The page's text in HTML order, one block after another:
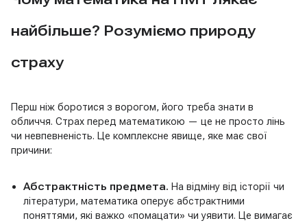
найбільше? Розуміємо природу
страху
Перш ніж боротися з ворогом, його треба знати в
обличчя. Страх перед математикою — це не просто лінь
чи невпевненість. Це комплексне явище, яке має свої
причини:
Абстрактність предмета. На відміну від історії чи
літератури, математика оперує абстрактними
поняттями, які важко «помацати» чи уявити. Це вимагає